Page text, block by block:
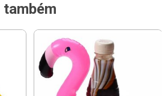
o copo decorativo
sua composição é de plástico
o que garante a
quiser. Além disso, o
preserva o sabor e a